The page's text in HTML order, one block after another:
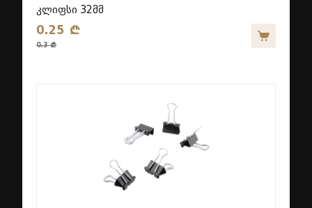
კლიფსი 32მმ
0.25 ₾
0.3 ₾